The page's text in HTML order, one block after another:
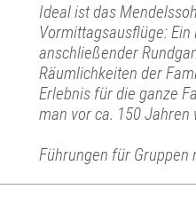
Ideal ist das
Vormittagsausflüge:
anschließender
Räumlichkeiten der
Erlebnis für die ganze
man vor ca. 150 Jahren
Führungen für Gruppen